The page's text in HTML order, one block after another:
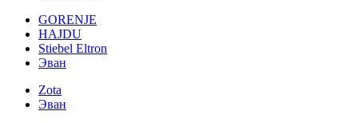
GORENJE
HAJDU
Stiebel Eltron
Эван
Zota
Эван